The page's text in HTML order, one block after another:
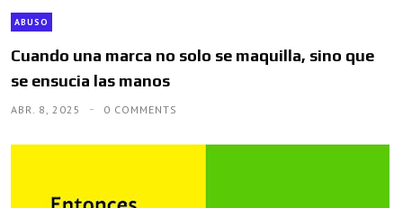
ABUSO
Cuando una marca no solo se maquilla, sino que
se ensucia las manos
ABR. 8, 2025 0 COMMENTS